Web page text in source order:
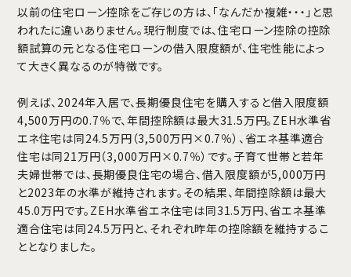
以前の住宅ローン控除をご存じの方は、「なんだか複雑・・・」と思
われたに違いありません。現行制度では、住宅ローン控除の控除
額試算の元となる住宅ローンの借入限度額が、住宅性能によっ
て大きく異なるのが特徴です。
例えば、2024年入居で、長期優良住宅を購入すると借入限度額
4,500万円の0.7％で、年間控除額は最大31.5万円。ZEH水準省
エネ住宅は同24.5万円（3,500万円×0.7％）、省エネ基準適合
住宅は同21万円（3,000万円×0.7％）です。子育て世帯と若年
夫婦世帯では、長期優良住宅の場合、借入限度額が5,000万円
と2023年の水準が維持されます。その結果、年間控除額は最大
45.0万円です。ZEH水準省エネ住宅は同31.5万円、省エネ基準
適合住宅は同24.5万円と、それぞれ昨年の控除額を維持するこ
ととなりました。